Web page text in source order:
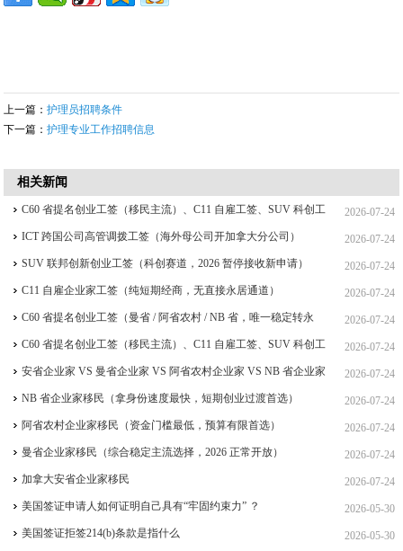
上一篇：护理员招聘条件
下一篇：护理专业工作招聘信息
相关新闻
2026-07-24
C60 省提名创业工签（移民主流）、C11 自雇工签、SUV 科创工
签、ICT 跨国高管工签比较 2026-07-24
ICT 跨国公司高管调拨工签（海外母公司开加拿大分公司）
2026-07-24
SUV 联邦创新创业工签（科创赛道，2026 暂停接收新申请）
2026-07-24
C11 自雇企业家工签（纯短期经商，无直接永居通道）
2026-07-24
C60 省提名创业工签（曼省 / 阿省农村 / NB 省，唯一稳定转永
居，重点） 2026-07-24
C60 省提名创业工签（移民主流）、C11 自雇工签、SUV 科创工
签、ICT 跨国高管工签 2026-07-24
安省企业家 VS 曼省企业家 VS 阿省农村企业家 VS NB 省企业家
四合一详细对比（2026 年 7 月最新官方政策） 2026-07-24
NB 省企业家移民（拿身份速度最快，短期创业过渡首选）
2026-07-24
阿省农村企业家移民（资金门槛最低，预算有限首选）
2026-07-24
曼省企业家移民（综合稳定主流选择，2026 正常开放）
2026-07-24
加拿大安省企业家移民
2026-05-30
美国签证申请人如何证明自己具有“牢固约束力” ？
2026-05-30
美国签证拒签214(b)条款是指什么